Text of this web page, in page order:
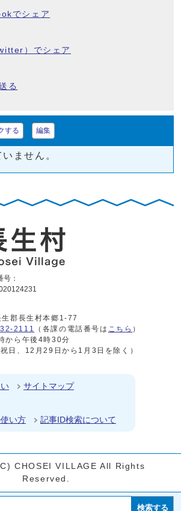
でシェア
）でシェア
る
する 編集
ません。
号：
郡長生村本郷1-77
2111 （各課の電話番号は こちら ）
から午後4時30分
祝日、12月29日から1月3日を除く）
サイトマップ
い方
記事ID検索について
CHOSEI VILLAGE All Rights
Reserved.
検索する